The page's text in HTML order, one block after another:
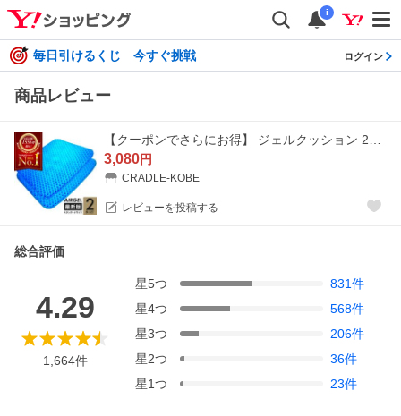
i
毎日引けるくじ 今すぐ挑戦 ログイン
商品レビュー
3,080円
CRADLE-KOBE
レビューを投稿する
総合評価
4.29
1,664件
星5つ 831件
星4つ 568件
星3つ 206件
星2つ 36件
星1つ 23件